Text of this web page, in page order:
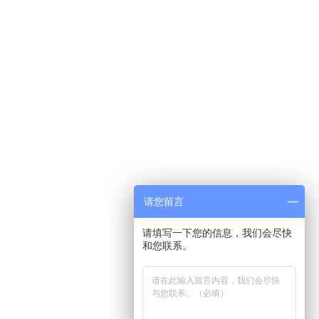
请您留言
请填写一下您的信息，我们会尽快
和您联系。